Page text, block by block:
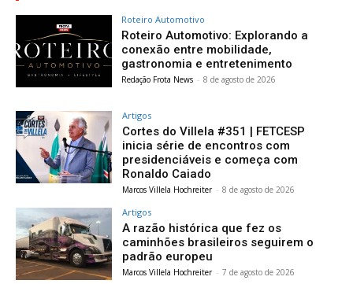
Roteiro Automotivo
Roteiro Automotivo: Explorando a
conexão entre mobilidade,
gastronomia e entretenimento
Redação Frota News - 8 de agosto de 2026
Artigos
Cortes do Villela #351 | FETCESP
inicia série de encontros com
presidenciáveis e começa com
Ronaldo Caiado
Marcos Villela Hochreiter - 8 de agosto de 2026
Artigos
A razão histórica que fez os
caminhões brasileiros seguirem o
padrão europeu
Marcos Villela Hochreiter - 7 de agosto de 2026